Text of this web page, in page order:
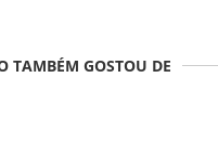
TAMBÉM GOSTOU DE